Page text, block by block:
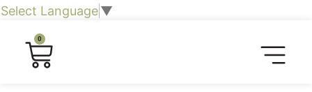
Select Language▼
0